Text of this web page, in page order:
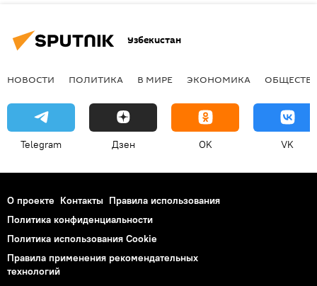
Узбекистан
НОВОСТИ ПОЛИТИКА В МИРЕ ЭКОНОМИКА
Telegram Дзен OK VK
О проекте Контакты Правила использования
Политика конфиденциальности
Политика использования Cookie
Правила применения рекомендательных
технологий